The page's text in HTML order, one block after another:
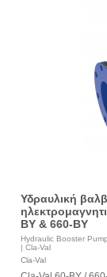
Υδραυλική
BY & 660-BY
Hydraulic Booster
| Cla-Val
Cla-Val